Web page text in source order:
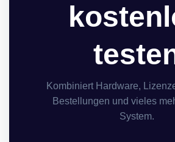
Kombiniert Hardware,
Bestellungen und vieles
System.